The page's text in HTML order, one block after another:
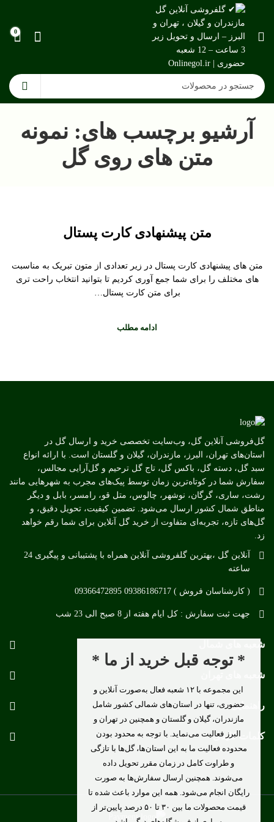
0
آرشیو برچسب های: نمونه
متن های روی گل
متن پیشنهادی کارت پستال
متن های پیشنهادی کارت پستال در زیر تعدادی از متون تبریک به مناسبت
های مختلف را برای شما جمع آوری کردیم تا بتوانید انتخاب راحت تری
برای متن کارت پستال…
ادامه مطلب
گل‌فروشی آنلاین گل، وب‌سایت تخصصی خرید و ارسال گل در
استان‌های تهران، البرز، مازندران، گیلان و گلستان است. با ارائه انواع
سبد گل، دسته گل، باکس گل، تاج گل ترحیم و گل‌آرایی مجالس،
سفارش شما در کوتاه‌ترین زمان توسط پیک‌های مجرب به شهرهایی مانند
رشت، ساری، گرگان، نوشهر، چالوس، متل قو، رامسر، بابل و دیگر
مناطق شمال کشور ارسال می‌شود. تضمین کیفیت، تحویل دقیق، و
گل‌های تازه، تجربه‌ای متفاوت از خرید گل آنلاین برای شما رقم خواهد
زد.
آنلاین گل ،بهترین گلفروشی آنلاین همراه با پشتیبانی و پیگیری 24
ساعته
( کارشناسان فروش ) 09386186717 09366472895
جهت ثبت سفارش : کل ایام هفته از 8 صبح الی 23 شب
شعبه های شمال
شعبه های تهران
راهنمایی
کلمات کلیدی
* توجه قبل خرید از ما *
این مجموعه با ۱۲ شعبه فعال به‌صورت آنلاین و
حضوری، تنها در استان‌های شمالی کشور شامل
مازندران، گیلان و گلستان و همچنین در تهران و
البرز فعالیت می‌نماید. با توجه به محدود بودن
محدوده فعالیت ما به این استان‌ها، گل‌ها با تازگی
و طراوت کامل در زمان مقرر تحویل داده
می‌شوند. همچنین ارسال سفارش‌ها به صورت
رایگان انجام می‌شود. همه این موارد باعث شده تا
قیمت محصولات ما بین ۳۰ تا ۵۰ درصد پایین‌تر از